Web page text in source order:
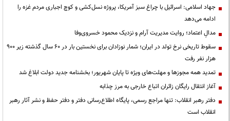
جهاد اسلامی: اسرائیل با چراغ سبز آمریکا، پروژه نسل‌کشی و کوچ اجباری مردم غزه را
ادامه می‌دهد
مدالِ اعتماد؛ روایت مدیریت آرام و نزدیک محمود خسروی‌وفا
سقوط تاریخی نرخ تولد در ایران؛ شمار نوزادان برای نخستین بار در ۶۰ سال گذشته زیر ۹۰۰
هزار نفر رفت
تمدید همه مجوزها و مهلت‌های ویژه تا پایان شهریور؛ بخشنامه جدید دولت ابلاغ شد
آغاز انتقال رایگان زائران اتباع خارجی به مرز چذابه
دفتر رهبر انقلاب: تنها مراجع رسمی، پایگاه اطلاع‌رسانی دفتر و دفتر حفظ و نشر آثار رهبر
انقلاب است